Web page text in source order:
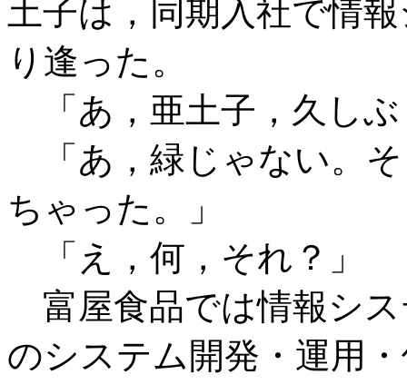
土子は，同期入社で情
り逢った。
「あ，亜土子，久しぶ
「あ，緑じゃない。
ちゃった。」
「え，何，それ？」
富屋食品では情報シ
のシステム開発・運用